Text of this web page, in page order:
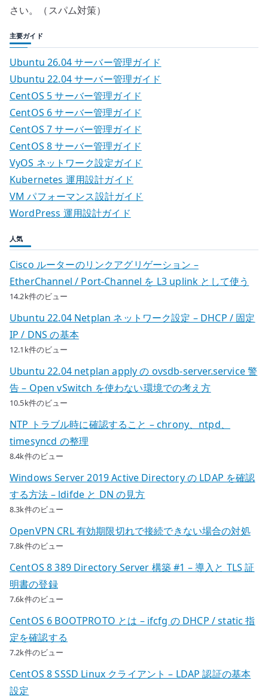
さい。（スパム対策）
主要ガイド
Ubuntu 26.04 サーバー管理ガイド
Ubuntu 22.04 サーバー管理ガイド
CentOS 5 サーバー管理ガイド
CentOS 6 サーバー管理ガイド
CentOS 7 サーバー管理ガイド
CentOS 8 サーバー管理ガイド
VyOS ネットワーク設定ガイド
Kubernetes 運用設計ガイド
VM パフォーマンス設計ガイド
WordPress 運用設計ガイド
人気
Cisco ルーターのリンクアグリゲーション –
EtherChannel / Port-Channel を L3 uplink として使う
14.2k件のビュー
Ubuntu 22.04 Netplan ネットワーク設定 – DHCP / 固定
IP / DNS の基本
12.1k件のビュー
Ubuntu 22.04 netplan apply の ovsdb-server.service 警
告 – Open vSwitch を使わない環境での考え方
10.5k件のビュー
NTP トラブル時に確認すること – chrony、ntpd、
timesyncd の整理
8.4k件のビュー
Windows Server 2019 Active Directory の LDAP を確認
する方法 – ldifde と DN の見方
8.3k件のビュー
OpenVPN CRL 有効期限切れで接続できない場合の対処
7.8k件のビュー
CentOS 8 389 Directory Server 構築 #1 – 導入と TLS 証
明書の登録
7.6k件のビュー
CentOS 6 BOOTPROTO とは – ifcfg の DHCP / static 指
定を確認する
7.2k件のビュー
CentOS 8 SSSD Linux クライアント – LDAP 認証の基本
設定